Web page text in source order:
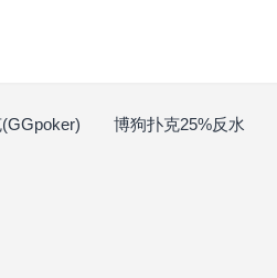
博狗扑克25%反水